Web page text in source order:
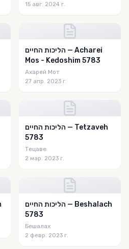
15 авг. 2024 г.
הליכות החיים — Acharei
Mos - Kedoshim 5783
Ахарей Мот
27 апр. 2023 г.
הליכות החיים — Tetzaveh
5783
Тецаве
2 мар. 2023 г.
הליכות החיים — Beshalach
5783
Бешалах
2 февр. 2023 г.